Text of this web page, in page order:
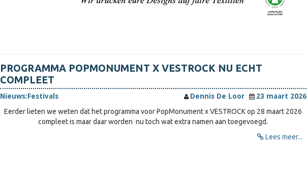
PROGRAMMA POPMONUMENT X VESTROCK NU ECHT
COMPLEET
Nieuws:Festivals Dennis De Loor
23 maart 2026
Eerder lieten we weten dat het programma voor PopMonument x VESTROCK op 28 maart 2026
compleet is maar daar worden nu toch wat extra namen aan toegevoegd.
Lees meer...